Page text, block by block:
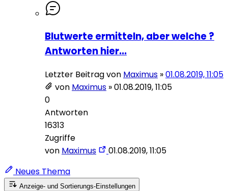
Blutwerte ermitteln, aber welche ?
Antworten hier...
Letzter Beitrag von Maximus »01.08.2019, 11:05
von Maximus »01.08.2019, 11:05
0
Antworten
16313
Zugriffe
von Maximus
01.08.2019, 11:05
Neues Thema
Anzeige- und Sortierungs-Einstellungen